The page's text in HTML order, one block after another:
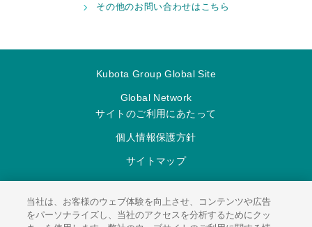
その他のお問い合わせはこちら
Kubota Group Global Site
Global Network
サイトのご利用にあたって
個人情報保護方針
サイトマップ
当社は、お客様のウェブ体験を向上させ、コンテンツや広告
をパーソナライズし、当社のアクセスを分析するためにクッ